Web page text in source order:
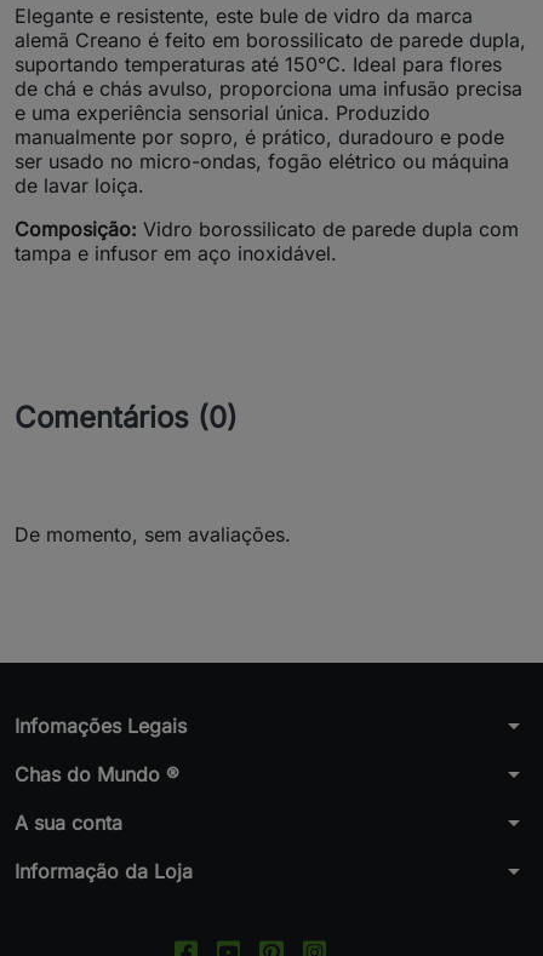
Elegante e resistente, este bule de vidro da marca
alemã Creano é feito em borossilicato de parede dupla,
suportando temperaturas até 150°C. Ideal para flores
de chá e chás avulso, proporciona uma infusão precisa
e uma experiência sensorial única. Produzido
manualmente por sopro, é prático, duradouro e pode
ser usado no micro-ondas, fogão elétrico ou máquina
de lavar loiça.
Composição: Vidro borossilicato de parede dupla com
tampa e infusor em aço inoxidável.
Comentários (0)
De momento, sem avaliações.
Infomações Legais arrow_drop_down
Chas do Mundo ® arrow_drop_down
A sua conta arrow_drop_down
Informação da Loja arrow_drop_down